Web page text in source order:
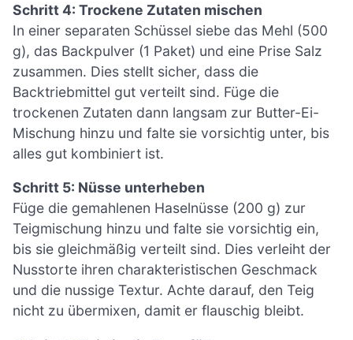
Schritt 4: Trockene Zutaten mischen
In einer separaten Schüssel siebe das Mehl (500
g), das Backpulver (1 Paket) und eine Prise Salz
zusammen. Dies stellt sicher, dass die
Backtriebmittel gut verteilt sind. Füge die
trockenen Zutaten dann langsam zur Butter-Ei-
Mischung hinzu und falte sie vorsichtig unter, bis
alles gut kombiniert ist.
Schritt 5: Nüsse unterheben
Füge die gemahlenen Haselnüsse (200 g) zur
Teigmischung hinzu und falte sie vorsichtig ein,
bis sie gleichmäßig verteilt sind. Dies verleiht der
Nusstorte ihren charakteristischen Geschmack
und die nussige Textur. Achte darauf, den Teig
nicht zu übermixen, damit er flauschig bleibt.